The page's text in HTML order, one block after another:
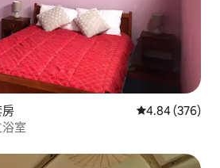
從 376 則評價
4.84 (376)
室